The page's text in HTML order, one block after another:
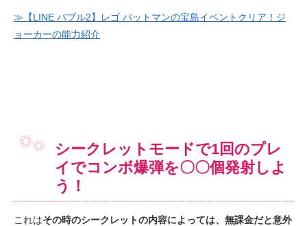
≫【LINE バブル2】レゴ バットマンの宝島イベントクリア！ジ
ョーカーの能力紹介
シークレットモードで1回のプレ
イでコンボ爆弾を〇〇個発射しよ
う！
これはその時のシークレットの内容によっては、無課金だと意外